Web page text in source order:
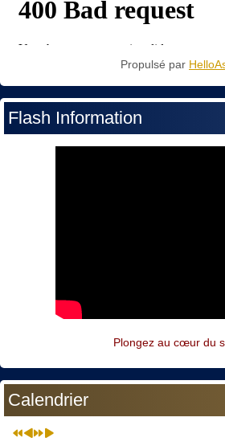
Propulsé par
Flash Information
Plongez au cœur du
Calendrier